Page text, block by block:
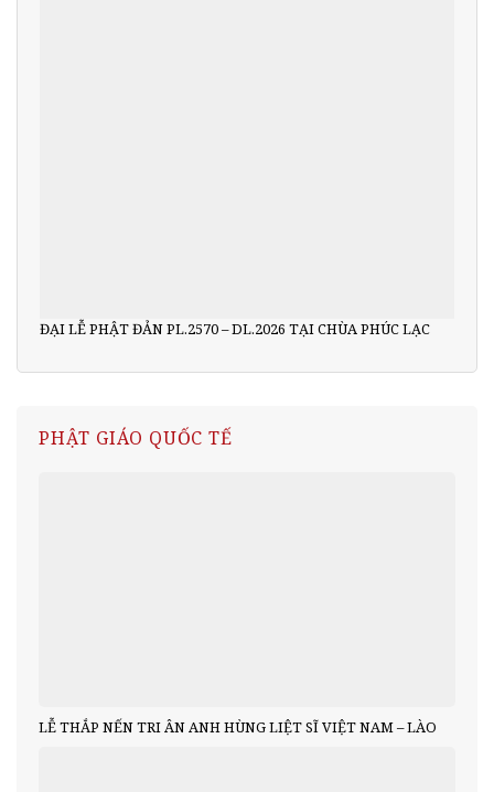
ĐẠI LỄ PHẬT ĐẢN PL.2570 – DL.2026 TẠI CHÙA PHÚC LẠC
PHẬT GIÁO QUỐC TẾ
LỄ THẮP NẾN TRI ÂN ANH HÙNG LIỆT SĨ VIỆT NAM – LÀO